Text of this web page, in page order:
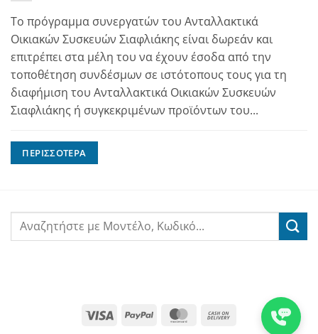
Το πρόγραμμα συνεργατών του Ανταλλακτικά
Οικιακών Συσκευών Σιαφλιάκης είναι δωρεάν και
επιτρέπει στα μέλη του να έχουν έσοδα από την
τοποθέτηση συνδέσμων σε ιστότοπους τους για τη
διαφήμιση του Ανταλλακτικά Οικιακών Συσκευών
Σιαφλιάκης ή συγκεκριμένων προϊόντων του...
ΠΕΡΙΣΣΌΤΕΡΑ
Visa PayPal MasterCard